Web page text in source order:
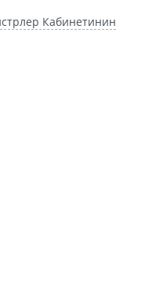
Кабинетинин